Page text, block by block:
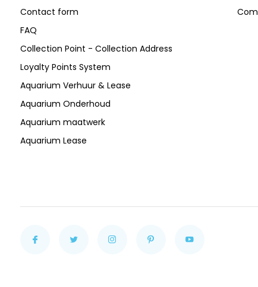
Contact form
FAQ
Collection Point - Collection Address
Loyalty Points System
Aquarium Verhuur & Lease
Aquarium Onderhoud
Aquarium maatwerk
Aquarium Lease